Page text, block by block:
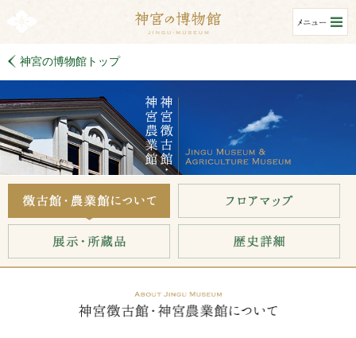
神宮の博物館トップ